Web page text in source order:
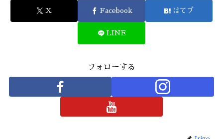
X Facebook はてブ
LINE
フォローする